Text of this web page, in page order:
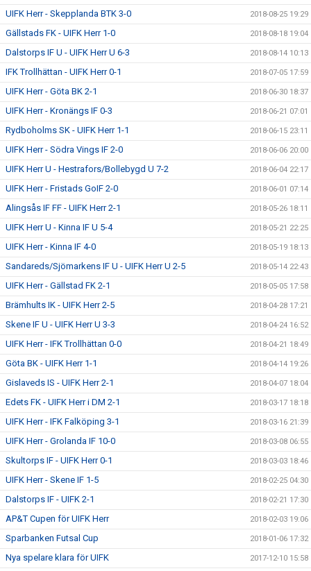
UIFK Herr - Skepplanda BTK 3-0 2018-08-25 19:29
Gällstads FK - UIFK Herr 1-0 2018-08-18 19:04
Dalstorps IF U - UIFK Herr U 6-3 2018-08-14 10:13
IFK Trollhättan - UIFK Herr 0-1 2018-07-05 17:59
UIFK Herr - Göta BK 2-1 2018-06-30 18:37
UIFK Herr - Kronängs IF 0-3 2018-06-21 07:01
Rydboholms SK - UIFK Herr 1-1 2018-06-15 23:11
UIFK Herr - Södra Vings IF 2-0 2018-06-06 20:00
UIFK Herr U - Hestrafors/Bollebygd U 7-2 2018-06-04 22:17
UIFK Herr - Fristads GoIF 2-0 2018-06-01 07:14
Alingsås IF FF - UIFK Herr 2-1 2018-05-26 18:11
UIFK Herr U - Kinna IF U 5-4 2018-05-21 22:25
UIFK Herr - Kinna IF 4-0 2018-05-19 18:13
Sandareds/Sjömarkens IF U - UIFK Herr U 2-5 2018-05-14 22:43
UIFK Herr - Gällstad FK 2-1 2018-05-05 17:58
Brämhults IK - UIFK Herr 2-5 2018-04-28 17:21
Skene IF U - UIFK Herr U 3-3 2018-04-24 16:52
UIFK Herr - IFK Trollhättan 0-0 2018-04-21 18:49
Göta BK - UIFK Herr 1-1 2018-04-14 19:26
Gislaveds IS - UIFK Herr 2-1 2018-04-07 18:04
Edets FK - UIFK Herr i DM 2-1 2018-03-17 18:18
UIFK Herr - IFK Falköping 3-1 2018-03-16 21:39
UIFK Herr - Grolanda IF 10-0 2018-03-08 06:55
Skultorps IF - UIFK Herr 0-1 2018-03-03 18:46
UIFK Herr - Skene IF 1-5 2018-02-25 04:30
Dalstorps IF - UIFK 2-1 2018-02-21 17:30
AP&T Cupen för UIFK Herr 2018-02-03 19:06
Sparbanken Futsal Cup 2018-01-06 17:32
Nya spelare klara för UIFK 2017-12-10 15:58